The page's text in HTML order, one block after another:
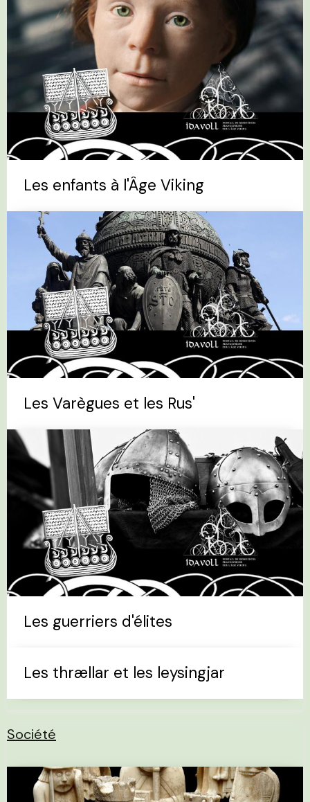
Les enfants à l'Âge Viking
Les Varègues et les Rus'
Les guerriers d'élites
Les thrællar et les leysingjar
Société